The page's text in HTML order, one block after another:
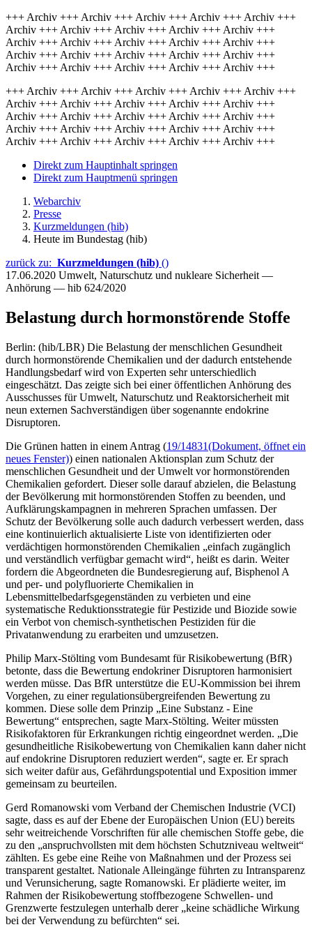
+++ Archiv +++ Archiv +++ Archiv +++ Archiv +++ Archiv +++
Archiv +++ Archiv +++ Archiv +++ Archiv +++ Archiv +++
Archiv +++ Archiv +++ Archiv +++ Archiv +++ Archiv +++
Archiv +++ Archiv +++ Archiv +++ Archiv +++ Archiv +++
Archiv +++ Archiv +++ Archiv +++ Archiv +++ Archiv +++
+++ Archiv +++ Archiv +++ Archiv +++ Archiv +++ Archiv +++
Archiv +++ Archiv +++ Archiv +++ Archiv +++ Archiv +++
Archiv +++ Archiv +++ Archiv +++ Archiv +++ Archiv +++
Archiv +++ Archiv +++ Archiv +++ Archiv +++ Archiv +++
Archiv +++ Archiv +++ Archiv +++ Archiv +++ Archiv +++
Direkt zum Hauptinhalt springen
Direkt zum Hauptmenü springen
Webarchiv
Presse
Kurzmeldungen (hib)
Heute im Bundestag (hib)
zurück zu: Kurzmeldungen (hib) ()
17.06.2020 Umwelt, Naturschutz und nukleare Sicherheit —
Anhörung — hib 624/2020
Belastung durch hormonstörende Stoffe
Berlin: (hib/LBR) Die Belastung der menschlichen Gesundheit
durch hormonstörende Chemikalien und der dadurch entstehende
Handlungsbedarf wird von Experten sehr unterschiedlich
eingeschätzt. Das zeigte sich bei einer öffentlichen Anhörung des
Ausschusses für Umwelt, Naturschutz und Reaktorsicherheit mit
neun externen Sachverständigen über sogenannte endokrine
Disruptoren.
Die Grünen hatten in einem Antrag (19/14831(Dokument, öffnet ein
neues Fenster)) einen nationalen Aktionsplan zum Schutz der
menschlichen Gesundheit und der Umwelt vor hormonstörenden
Chemikalien gefordert. Dieser solle darauf abzielen, die Belastung
der Bevölkerung mit hormonstörenden Stoffen zu beenden, und
Aufklärungskampagnen in mehreren Sprachen umfassen. Der
Schutz der Bevölkerung solle auch dadurch verbessert werden, dass
eine kontinuierlich aktualisierte Liste von identifizierten oder
verdächtigen hormonstörenden Chemikalien „einfach zugänglich
und verständlich verfügbar gemacht wird“, heißt es darin. Weiter
fordern die Abgeordneten die Bundesregierung auf, Bisphenol A
und per- und polyfluorierte Chemikalien in
Lebensmittelbedarfsgegenständen zu verbieten und eine
systematische Reduktionsstrategie für Pestizide und Biozide sowie
ein Verbot von chemisch-synthetischen Pestiziden für die
Privatanwendung zu erarbeiten und umzusetzen.
Philip Marx-Stölting vom Bundesamt für Risikobewertung (BfR)
betonte, dass die Bewertung endokriner Disruptoren harmonisiert
werden müsse. Das BfR unterstütze die EU-Kommission bei ihrem
Vorgehen, zu einer regulationsübergreifenden Bewertung zu
kommen. Diese solle dem Prinzip „Eine Substanz - Eine
Bewertung“ entsprechen, sagte Marx-Stölting. Weiter müssten
Risikofaktoren für Erkrankungen richtig eingeordnet werden. „Die
gesundheitliche Risikobewertung von Chemikalien kann daher nicht
auf endokrine Disruptoren reduziert werden“, sagte er. Er sprach
sich weiter dafür aus, Gefährdungspotential und Exposition immer
gemeinsam zu beurteilen.
Gerd Romanowski vom Verband der Chemischen Industrie (VCI)
sagte, dass es auf der Ebene der Europäischen Union (EU) bereits
sehr weitreichende Vorschriften für alle chemischen Stoffe gebe, die
zu den „anspruchvollsten mit dem höchsten Schutzniveau weltweit“
zählten. Es gebe eine Reihe von Maßnahmen und der Prozess sei
transparent gestaltet. Nationale Alleingänge führten zu Intransparenz
und Verunsicherung, sagte Romanowski. Er plädierte weiter, im
Rahmen der Risikobewertung stoffbezogene Schwellen- und
Grenzwerte festzulegen unterhalb derer „keine schädliche Wirkung
bei der Verwendung zu befürchten“ sei.